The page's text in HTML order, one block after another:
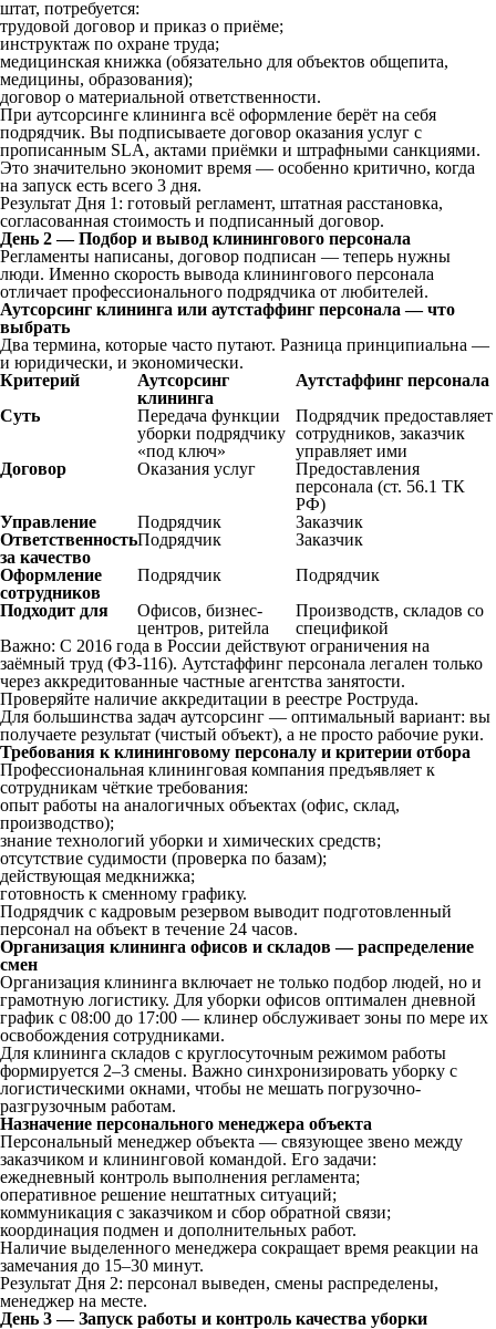
штат, потребуется:
трудовой договор и приказ о приёме;
инструктаж по охране труда;
медицинская книжка (обязательно для объектов общепита,
медицины, образования);
договор о материальной ответственности.
При аутсорсинге клининга всё оформление берёт на себя
подрядчик. Вы подписываете договор оказания услуг с
прописанным SLA, актами приёмки и штрафными санкциями.
Это значительно экономит время — особенно критично, когда
на запуск есть всего 3 дня.
Результат Дня 1: готовый регламент, штатная расстановка,
согласованная стоимость и подписанный договор.
День 2 — Подбор и вывод клинингового персонала
Регламенты написаны, договор подписан — теперь нужны
люди. Именно скорость вывода клинингового персонала
отличает профессионального подрядчика от любителей.
Аутсорсинг клининга или аутстаффинг персонала — что
выбрать
Два термина, которые часто путают. Разница принципиальна —
и юридически, и экономически.
Критерий
Аутсорсинг
клининга
Аутстаффинг персонала
Суть
Передача функции
уборки подрядчику
«под ключ»
Подрядчик предоставляет
сотрудников, заказчик
управляет ими
Договор
Оказания услуг
Предоставления
персонала (ст. 56.1 ТК
РФ)
Управление
Подрядчик
Заказчик
Ответственность
за качество
Подрядчик
Заказчик
Оформление
сотрудников
Подрядчик
Подрядчик
Подходит для
Офисов, бизнес-
центров, ритейла
Производств, складов со
спецификой
Важно: С 2016 года в России действуют ограничения на
заёмный труд (ФЗ-116). Аутстаффинг персонала легален только
через аккредитованные частные агентства занятости.
Проверяйте наличие аккредитации в реестре Роструда.
Для большинства задач аутсорсинг — оптимальный вариант: вы
получаете результат (чистый объект), а не просто рабочие руки.
Требования к клининговому персоналу и критерии отбора
Профессиональная клининговая компания предъявляет к
сотрудникам чёткие требования:
опыт работы на аналогичных объектах (офис, склад,
производство);
знание технологий уборки и химических средств;
отсутствие судимости (проверка по базам);
действующая медкнижка;
готовность к сменному графику.
Подрядчик с кадровым резервом выводит подготовленный
персонал на объект в течение 24 часов.
Организация клининга офисов и складов — распределение
смен
Организация клининга включает не только подбор людей, но и
грамотную логистику. Для уборки офисов оптимален дневной
график с 08:00 до 17:00 — клинер обслуживает зоны по мере их
освобождения сотрудниками.
Для клининга складов с круглосуточным режимом работы
формируется 2–3 смены. Важно синхронизировать уборку с
логистическими окнами, чтобы не мешать погрузочно-
разгрузочным работам.
Назначение персонального менеджера объекта
Персональный менеджер объекта — связующее звено между
заказчиком и клининговой командой. Его задачи:
ежедневный контроль выполнения регламента;
оперативное решение нештатных ситуаций;
коммуникация с заказчиком и сбор обратной связи;
координация подмен и дополнительных работ.
Наличие выделенного менеджера сокращает время реакции на
замечания до 15–30 минут.
Результат Дня 2: персонал выведен, смены распределены,
менеджер на месте.
День 3 — Запуск работы и контроль качества уборки